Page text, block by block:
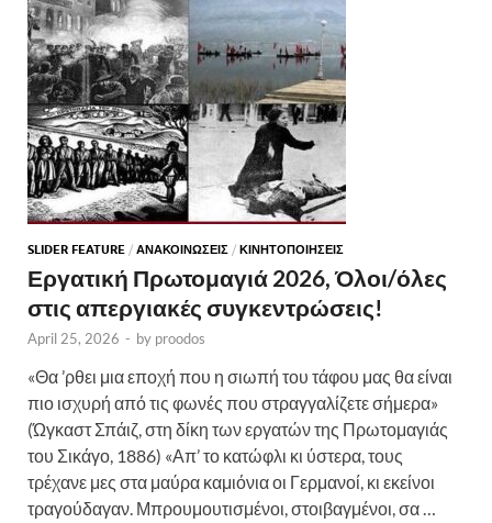
SLIDER FEATURE / ΑΝΑΚΟΙΝΩΣΕΙΣ / ΚΙΝΗΤΟΠΟΙΗΣΕΙΣ
Εργατική Πρωτομαγιά 2026, Όλοι/όλες
στις απεργιακές συγκεντρώσεις!
April 25, 2026 - by proodos
«Θα ’ρθει μια εποχή που η σιωπή του τάφου μας θα είναι
πιο ισχυρή από τις φωνές που στραγγαλίζετε σήμερα»
(Ώγκαστ Σπάιζ, στη δίκη των εργατών της Πρωτομαγιάς
του Σικάγο, 1886) «Απ’ το κατώφλι κι ύστερα, τους
τρέχανε μες στα μαύρα καμιόνια οι Γερμανοί, κι εκείνοι
τραγούδαγαν. Μπρουμουτισμένοι, στοιβαγμένοι, σα …